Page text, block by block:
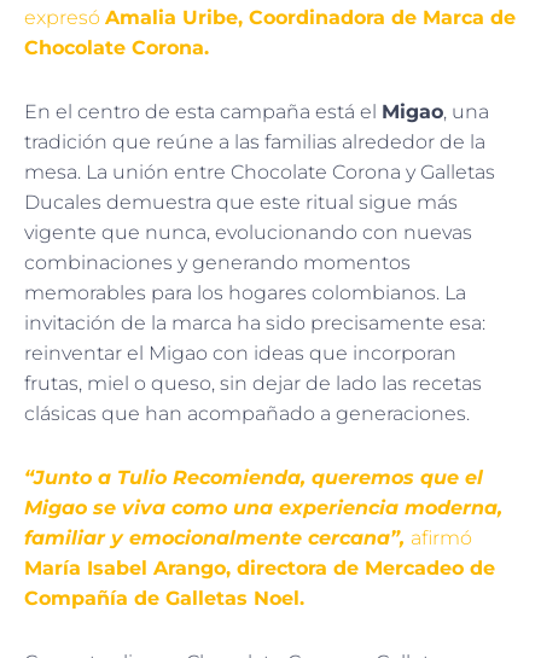
expresó Amalia Uribe, Coordinadora de Marca de
Chocolate Corona.
En el centro de esta campaña está el Migao, una
tradición que reúne a las familias alrededor de la
mesa. La unión entre Chocolate Corona y Galletas
Ducales demuestra que este ritual sigue más
vigente que nunca, evolucionando con nuevas
combinaciones y generando momentos
memorables para los hogares colombianos. La
invitación de la marca ha sido precisamente esa:
reinventar el Migao con ideas que incorporan
frutas, miel o queso, sin dejar de lado las recetas
clásicas que han acompañado a generaciones.
“Junto a Tulio Recomienda, queremos que el
Migao se viva como una experiencia moderna,
familiar y emocionalmente cercana”, afirmó
María Isabel Arango, directora de Mercadeo de
Compañía de Galletas Noel.